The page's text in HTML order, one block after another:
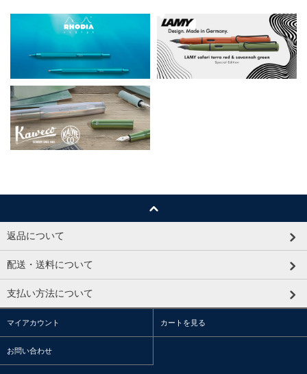
返品について
配送・送料について
支払い方法について
マイアカウント カートを見る
お問い合わせ